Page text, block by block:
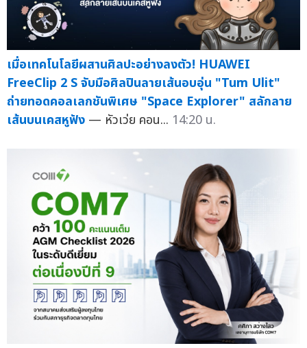
เมื่อเทคโนโลยีผสานศิลปะอย่างลงตัว! HUAWEI
FreeClip 2 S จับมือศิลปินลายเส้นอบอุ่น "Tum Ulit"
ถ่ายทอดคอลเลกชันพิเศษ "Space Explorer" สลักลาย
เส้นบนเคสหูฟัง — หัวเว่ย คอน... 14:20 น.